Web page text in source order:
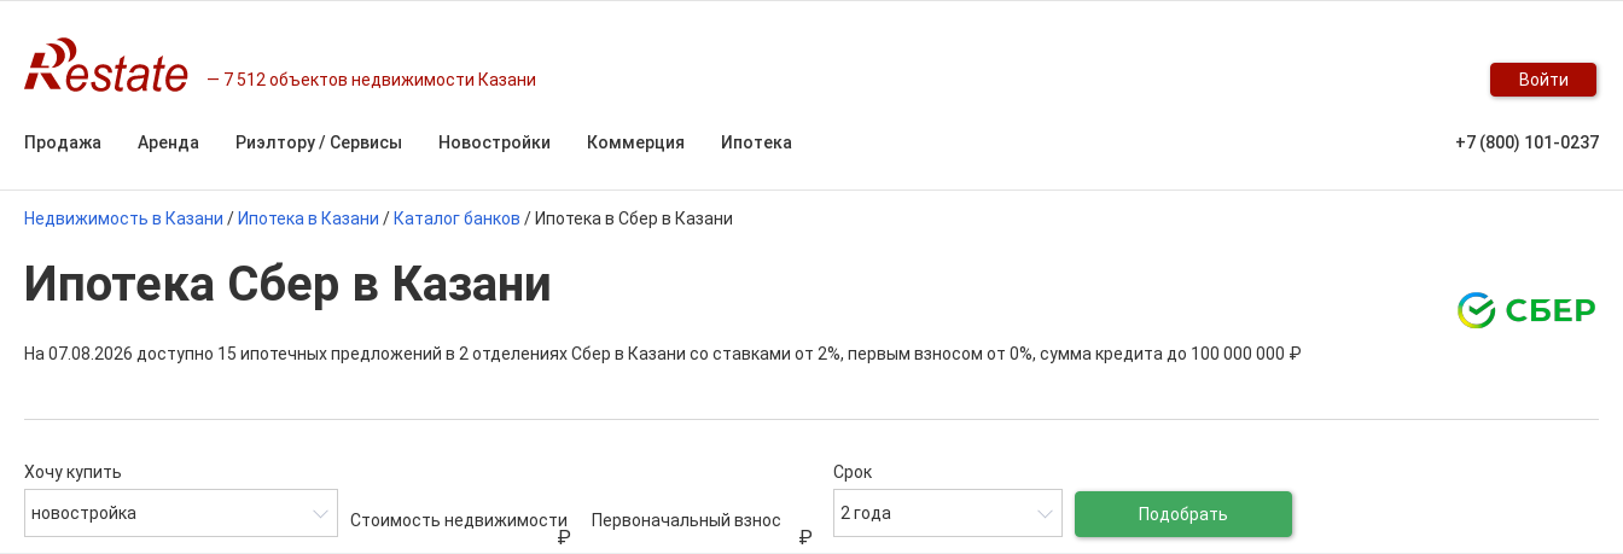
7 512 объектов недвижимости Казани Войти
Продажа Аренда Риэлтору / Сервисы Новостройки Коммерция Ипотека +7 (800) 101-0237
Недвижимость в Казани / Ипотека в Казани / Каталог банков / Ипотека в Сбер в Казани
Ипотека Сбер в Казани
На 07.08.2026 доступно 15 ипотечных предложений в 2 отделениях Сбер в Казани со ставками от 2%, первым взносом от 0%, сумма кредита до 100 000 000 ₽
Хочу купить
новостройка Стоимость недвижимости Первоначальный взнос
Срок
2 года Подобрать